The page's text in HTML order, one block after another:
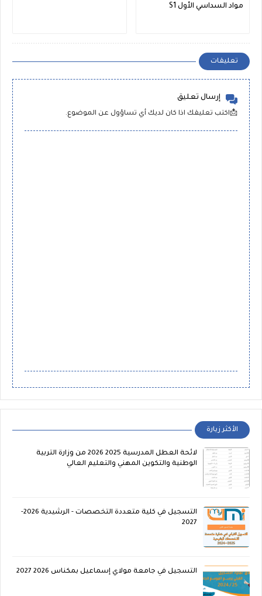
مواد السداسي الأول S1
تعليقات
إرسال تعليق
📩اكتب تعليقك اذا كان لديك أي تساؤول عن الموضوع.
الأكثر زيارة
لائحة العطل المدرسية 2025 2026 من وزارة التربية
الوطنية والتكوين المهني والتعليم العالي
التسجيل في كلية متعددة التخصصات - الرشيدية 2026-
2027
التسجيل في جامعة مولاي إسماعيل بمكناس 2026 2027